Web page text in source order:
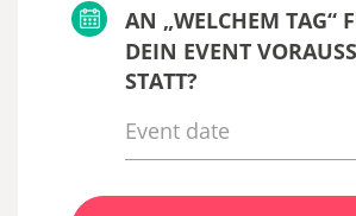
AN „WELCHEM TAG“
DEIN EVENT
STATT?